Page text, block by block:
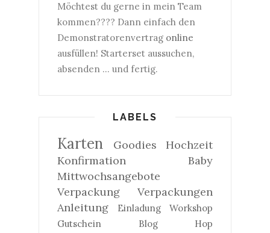
Möchtest du gerne in mein Team
kommen???? Dann einfach den
Demonstratorenvertrag online
ausfüllen! Starterset aussuchen,
absenden ... und fertig.
LABELS
Karten Goodies
Hochzeit
Konfirmation
Baby
Mittwochsangebote
Verpackung
Verpackungen
Anleitung
Einladung
Workshop
Gutschein
Blog Hop